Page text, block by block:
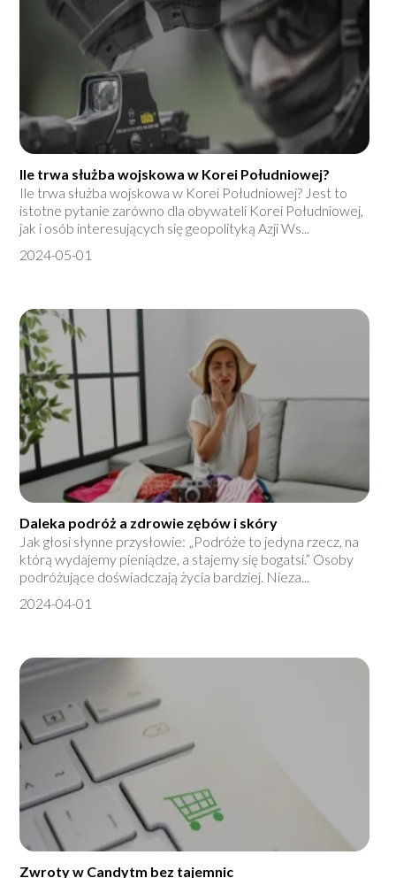
Ile trwa służba wojskowa w Korei Południowej?
Ile trwa służba wojskowa w Korei Południowej? Jest to
istotne pytanie zarówno dla obywateli Korei Południowej,
jak i osób interesujących się geopolityką Azji Ws...
2024-05-01
Daleka podróż a zdrowie zębów i skóry
Jak głosi słynne przysłowie: „Podróże to jedyna rzecz, na
którą wydajemy pieniądze, a stajemy się bogatsi.” Osoby
podróżujące doświadczają życia bardziej. Nieza...
2024-04-01
Zwroty w Candytm bez tajemnic